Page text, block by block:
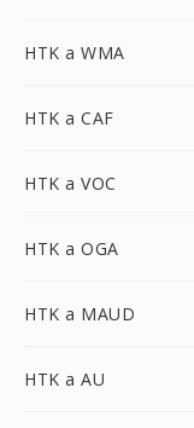
HTK a WMA
HTK a CAF
HTK a VOC
HTK a OGA
HTK a MAUD
HTK a AU